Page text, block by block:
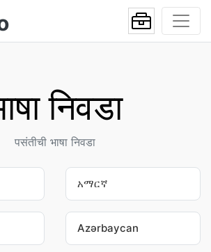
निवडा
पसंतीची भाषा निवडा
አማርኛ
Azərbaycan